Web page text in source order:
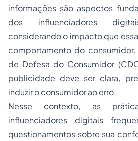
informações são aspectos
dos influenciadores
considerando o impacto que
comportamento do
de Defesa do Consumidor
publicidade deve ser clara,
induzir o consumidor ao erro.
Nesse contexto, as
influenciadores digitais
questionamentos sobre sua